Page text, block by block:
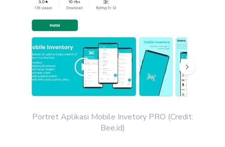
Portret Aplikasi Mobile Invetory PRO (Credit:
Bee.id)